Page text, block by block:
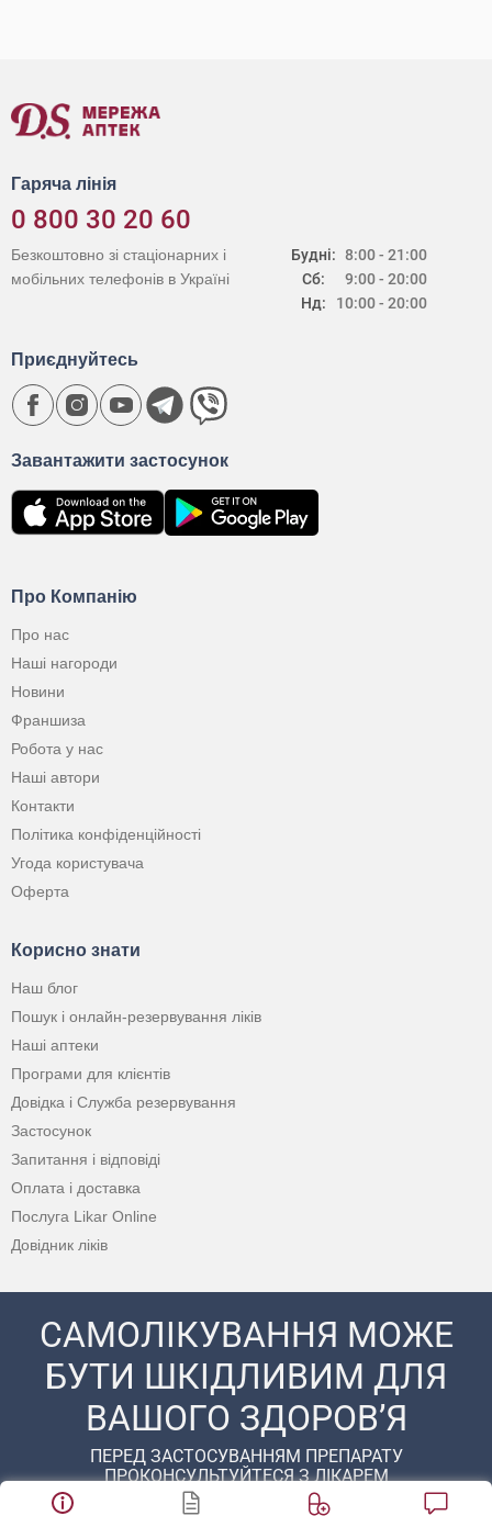
Гаряча лінія
0 800 30 20 60
Будні:
Сб:
Нд:
8:00 - 21:00
9:00 - 20:00
10:00 - 20:00
Безкоштовно зі стаціонарних і
мобільних телефонів в Україні
Про Компанію
Про нас
Наші нагороди
Новини
Франшиза
Робота у нас
Наші автори
Контакти
Політика конфіденційності
Угода користувача
Оферта
Корисно знати
Наш блог
Пошук і онлайн-резервування ліків
Наші аптеки
Програми для клієнтів
Довідка і Служба резервування
Застосунок
Запитання і відповіді
Оплата і доставка
Послуга Likar Online
Довідник ліків
Завантажити застосунок
Приєднуйтесь
САМОЛІКУВАННЯ МОЖЕ
БУТИ ШКІДЛИВИМ ДЛЯ
ВАШОГО ЗДОРОВ’Я
ПЕРЕД ЗАСТОСУВАННЯМ ПРЕПАРАТУ
ПРОКОНСУЛЬТУЙТЕСЯ З ЛІКАРЕМ
© 2020 - 2026 Аптека D.S. Усі права захищені